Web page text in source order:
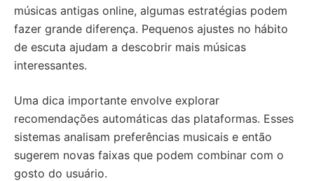
músicas antigas online, algumas estratégias podem
fazer grande diferença. Pequenos ajustes no hábito
de escuta ajudam a descobrir mais músicas
interessantes.
Uma dica importante envolve explorar
recomendações automáticas das plataformas. Esses
sistemas analisam preferências musicais e então
sugerem novas faixas que podem combinar com o
gosto do usuário.